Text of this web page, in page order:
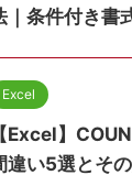
｜条件付き書
Excel
【Excel】
違い5選とそ